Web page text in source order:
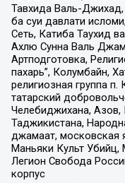
Тавхида Валь-
ба суи давлати
Сеть, Катиба Таухид
Ахлю Сунна Валь
Артподготовка,
пахарь”, Колумбайн,
религиозная группа
татарский
Челебиджихана, Азов,
Таджикистана,
джамаат, московская
Маньяки Культ
Легион Свобода
корпус